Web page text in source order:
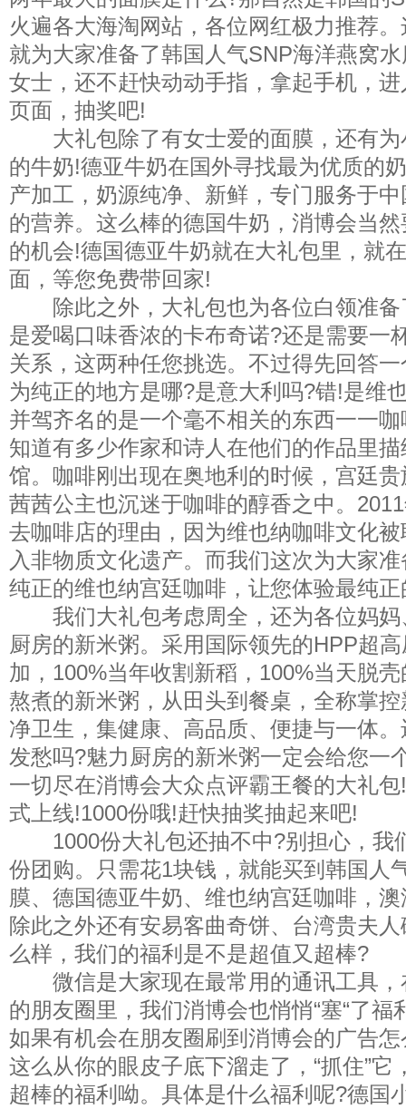
火遍各大海淘网站，各位网红极力推荐
就为大家准备了韩国人气SNP海洋燕窝
女士，还不赶快动动手指，拿起手机，
页面，抽奖吧!
大礼包除了有女士爱的面膜，还有为
的牛奶!德亚牛奶在国外寻找最为优质的
产加工，奶源纯净、新鲜，专门服务于
的营养。这么棒的德国牛奶，消博会当
的机会!德国德亚牛奶就在大礼包里，就
面，等您免费带回家!
除此之外，大礼包也为各位白领准备
是爱喝口味香浓的卡布奇诺?还是需要一
关系，这两种任您挑选。不过得先回答
为纯正的地方是哪?是意大利吗?错!是维
并驾齐名的是一个毫不相关的东西一一
知道有多少作家和诗人在他们的作品里
馆。咖啡刚出现在奥地利的时候，宫廷
茜茜公主也沉迷于咖啡的醇香之中。
去咖啡店的理由，因为维也纳咖啡文化
入非物质文化遗产。而我们这次为大家
纯正的维也纳宫廷咖啡，让您体验最纯
我们大礼包考虑周全，还为各位妈妈
厨房的新米粥。采用国际领先的HPP超
加，100%当年收割新稻，100%当天脱
熬煮的新米粥，从田头到餐桌，全称掌
净卫生，集健康、高品质、便捷与一体
发愁吗?魅力厨房的新米粥一定会给您一
一切尽在消博会大众点评霸王餐的大礼
式上线!1000份哦!赶快抽奖抽起来吧!
1000份大礼包还抽不中?别担心，我
份团购。只需花1块钱，就能买到韩国人
膜、德国德亚牛奶、维也纳宫廷咖啡，
除此之外还有安易客曲奇饼、台湾贵夫
么样，我们的福利是不是超值又超棒?
微信是大家现在最常用的通讯工具，
的朋友圈里，我们消博会也悄悄“塞“了
如果有机会在朋友圈刷到消博会的广告
这么从你的眼皮子底下溜走了，“抓住”
超棒的福利呦。具体是什么福利呢?德国